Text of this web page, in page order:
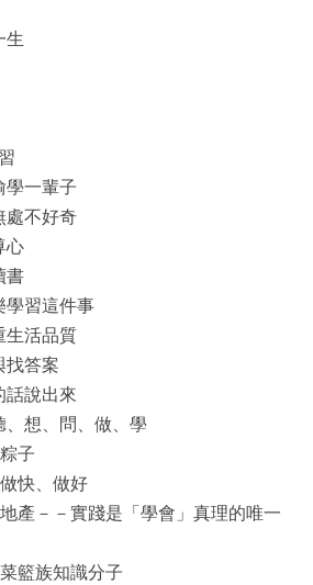
生
學一輩子
處不好奇
心
書
學習這件事
生活品質
找答案
話說出來
想、問、做、學
子
快、做好
產－－實踐是「學會」真理的唯一
籃族知識分子